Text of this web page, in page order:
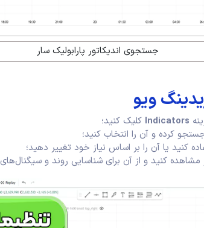
جستجوی اندیکاتور پارابولیک سار
Indicators کلیک کنید؛
کرده و آن را انتخاب کنید؛
کنید یا آن را بر اساس نیاز خود تغییر دهید؛
مشاهده کنید و از آن برای شناسایی روند و سیگنال‌های